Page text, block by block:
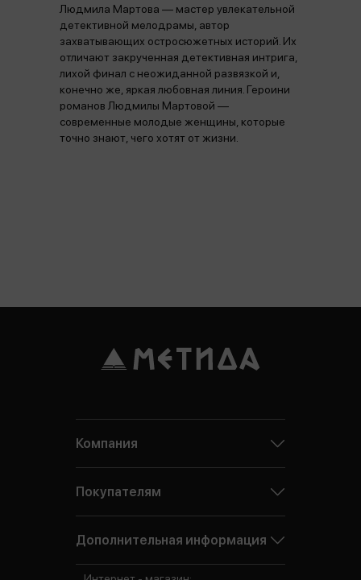
Людмила Мартова — мастер увлекательной
детективной мелодрамы, автор
захватывающих остросюжетных историй. Их
отличают закрученная детективная интрига,
лихой финал с неожиданной развязкой и,
конечно же, яркая любовная линия. Героини
романов Людмилы Мартовой —
современные молодые женщины, которые
точно знают, чего хотят от жизни.
Компания
Покупателям
Дополнительная информация